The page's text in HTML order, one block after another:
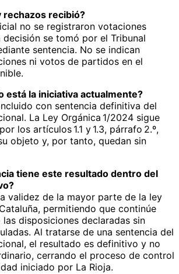
rechazos recibió?
no se registraron votaciones
decisión se tomó por el Tribunal
sentencia. No se indican
ni votos de partidos en el
está la iniciativa actualmente?
con sentencia definitiva del
La Ley Orgánica 1/2024 sigue
los artículos 1.1 y 1.3, párrafo 2.º,
objeto y, por tanto, quedan sin
tiene este resultado dentro del
validez de la mayor parte de la ley
permitiendo que continúe
disposiciones declaradas sin
Al tratarse de una sentencia del
el resultado es definitivo y no
cerrando el proceso de control
iniciado por La Rioja.